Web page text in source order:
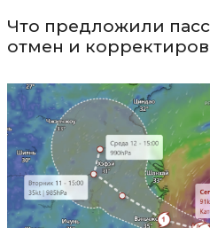
Что предложили
отмен и